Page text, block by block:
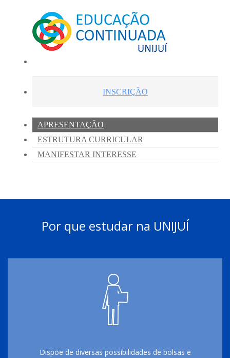
Por que estudar na UNIJUÍ
Dispõe de diversas possibilidades de bolsas e